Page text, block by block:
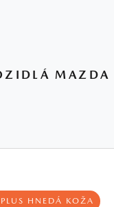
MAZDA
HNEDÁ KOŽA